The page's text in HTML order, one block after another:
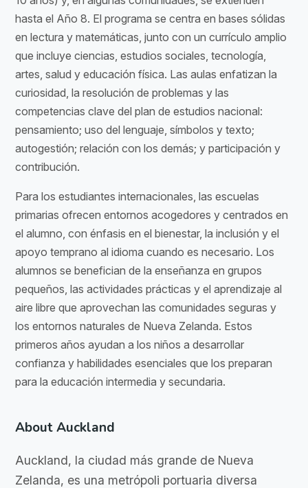
hasta el Año 8. El programa se centra en bases sólidas
en lectura y matemáticas, junto con un currículo amplio
que incluye ciencias, estudios sociales, tecnología,
artes, salud y educación física. Las aulas enfatizan la
curiosidad, la resolución de problemas y las
competencias clave del plan de estudios nacional:
pensamiento; uso del lenguaje, símbolos y texto;
autogestión; relación con los demás; y participación y
contribución.
Para los estudiantes internacionales, las escuelas
primarias ofrecen entornos acogedores y centrados en
el alumno, con énfasis en el bienestar, la inclusión y el
apoyo temprano al idioma cuando es necesario. Los
alumnos se benefician de la enseñanza en grupos
pequeños, las actividades prácticas y el aprendizaje al
aire libre que aprovechan las comunidades seguras y
los entornos naturales de Nueva Zelanda. Estos
primeros años ayudan a los niños a desarrollar
confianza y habilidades esenciales que los preparan
para la educación intermedia y secundaria.
About Auckland
Auckland, la ciudad más grande de Nueva
Zelanda, es una metrópoli portuaria diversa